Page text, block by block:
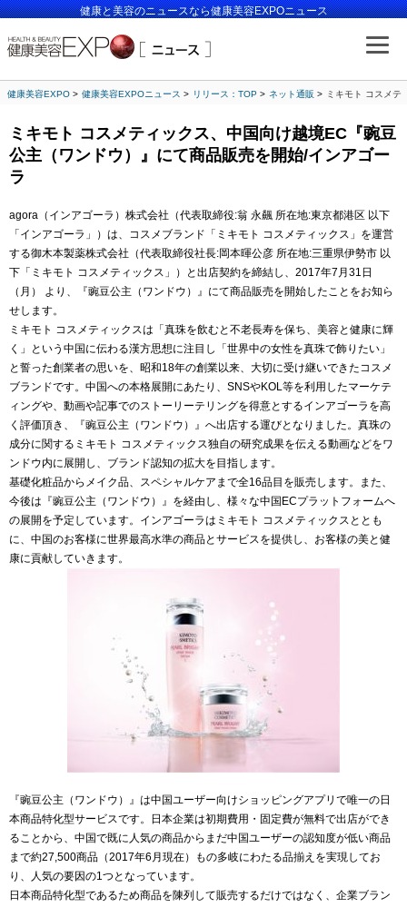
健康と美容のニュースなら健康美容EXPOニュース
健康美容EXPO 健康美容EXPOニュース リリース：TOP ネット通販 ミキモト コスメテ
ミキモト コスメティックス、中国向け越境EC『豌豆
公主（ワンドウ）』にて商品販売を開始/インアゴー
ラ
agora（インアゴーラ）株式会社（代表取締役:翁 永飆 所在地:東京都港区 以下
「インアゴーラ」）は、コスメブランド「ミキモト コスメティックス」を運営
する御木本製薬株式会社（代表取締役社長:岡本暉公彦 所在地:三重県伊勢市 以
下「ミキモト コスメティックス」）と出店契約を締結し、2017年7月31日
（月） より、『豌豆公主（ワンドウ）』にて商品販売を開始したことをお知ら
せします。
ミキモト コスメティックスは「真珠を飲むと不老長寿を保ち、美容と健康に輝
く」という中国に伝わる漢方思想に注目し「世界中の女性を真珠で飾りたい」
と誓った創業者の思いを、昭和18年の創業以来、大切に受け継いできたコスメ
ブランドです。中国への本格展開にあたり、SNSやKOL等を利用したマーケテ
ィングや、動画や記事でのストーリーテリングを得意とするインアゴーラを高
く評価頂き、『豌豆公主（ワンドウ）』へ出店する運びとなりました。真珠の
成分に関するミキモト コスメティックス独自の研究成果を伝える動画などをワ
ンドウ内に展開し、ブランド認知の拡大を目指します。
基礎化粧品からメイク品、スペシャルケアまで全16品目を販売します。また、
今後は『豌豆公主（ワンドウ）』を経由し、様々な中国ECプラットフォームへ
の展開を予定しています。インアゴーラはミキモト コスメティックスととも
に、中国のお客様に世界最高水準の商品とサービスを提供し、お客様の美と健
康に貢献していきます。
『豌豆公主（ワンドウ）』は中国ユーザー向けショッピングアプリで唯一の日
本商品特化型サービスです。日本企業は初期費用・固定費が無料で出店ができ
ることから、中国で既に人気の商品からまだ中国ユーザーの認知度が低い商品
まで約27,500商品（2017年6月現在）もの多岐にわたる品揃えを実現してお
り、人気の要因の1つとなっています。
日本商品特化型であるため商品を陳列して販売するだけではなく、企業ブラン